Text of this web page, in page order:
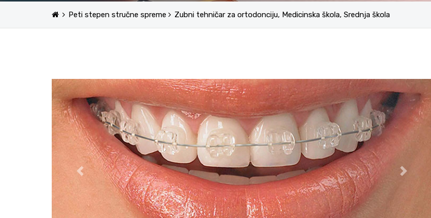
Peti stepen stručne spreme Zubni tehničar za ortodonciju, Medicinska škola, Srednja škola
Previous Next